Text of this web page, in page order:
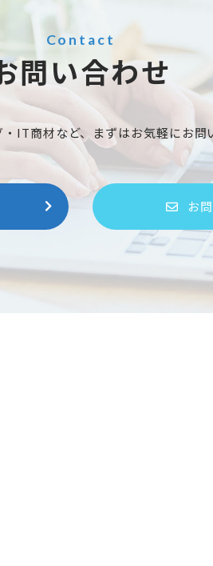
Contact
問い合わせ
IT商材など、まずはお気軽にお問
お